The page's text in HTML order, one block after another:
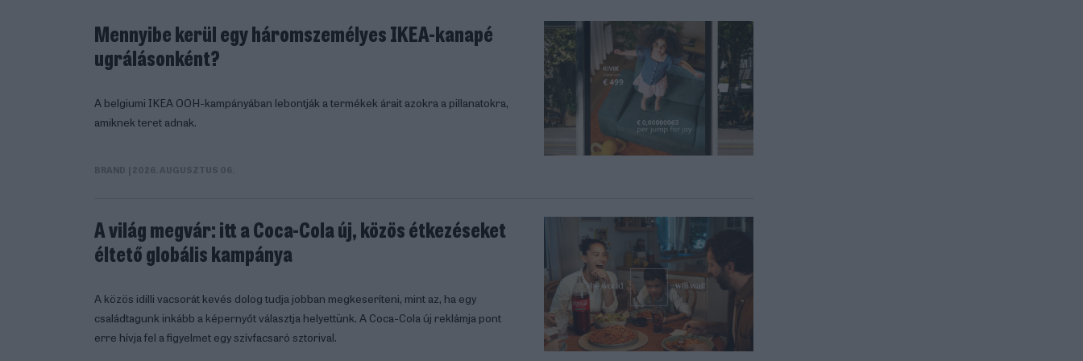
Mennyibe kerül egy háromszemélyes IKEA-kanapé
ugrálásonként?
A belgiumi IKEA OOH-kampányában lebontják a termékek árait azokra a pillanatokra,
amiknek teret adnak.
BRAND | 2026. AUGUSZTUS 06.
A világ megvár: itt a Coca-Cola új, közös étkezéseket
éltető globális kampánya
A közös idilli vacsorát kevés dolog tudja jobban megkeseríteni, mint az, ha egy
családtagunk inkább a képernyőt választja helyettünk. A Coca-Cola új reklámja pont
erre hívja fel a figyelmet egy szívfacsaró sztorival.